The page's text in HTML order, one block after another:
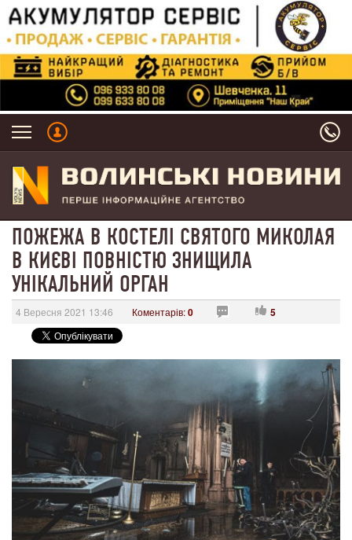
ПОЖЕЖА В КОСТЕЛІ СВЯТОГО МИКОЛАЯ
В КИЄВІ ПОВНІСТЮ ЗНИЩИЛА
УНІКАЛЬНИЙ ОРГАН
4 Вересня 2021 13:46 Коментарів:0 5